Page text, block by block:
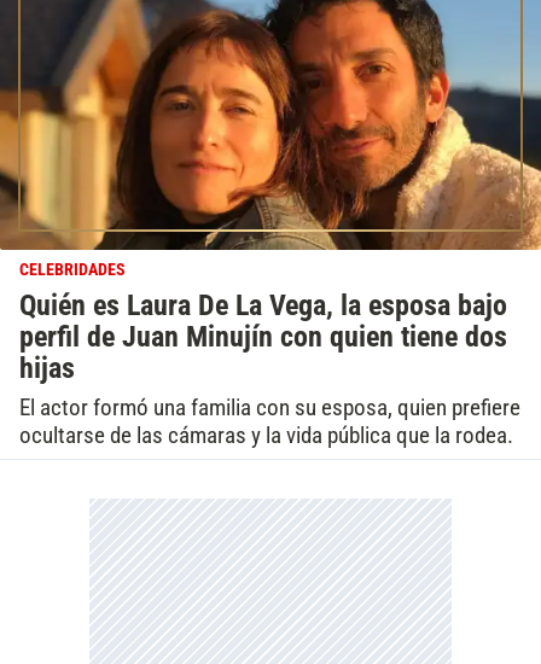
CELEBRIDADES
Quién es Laura De La Vega, la esposa bajo
perfil de Juan Minujín con quien tiene dos
hijas
El actor formó una familia con su esposa, quien prefiere
ocultarse de las cámaras y la vida pública que la rodea.